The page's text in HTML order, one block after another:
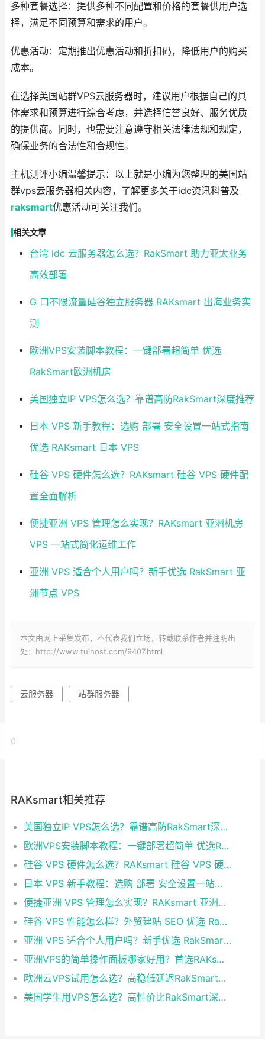
多种套餐选择：提供多种不同配置和价格的套餐供用户选
择，满足不同预算和需求的用户。
优惠活动：定期推出优惠活动和折扣码，降低用户的购买
成本。
在选择美国站群VPS云服务器时，建议用户根据自己的具
体需求和预算进行综合考虑，并选择信誉良好、服务优质
的提供商。同时，也需要注意遵守相关法律法规和规定，
确保业务的合法性和合规性。
主机测评小编温馨提示：以上就是小编为您整理的美国站
群vps云服务器相关内容，了解更多关于idc资讯科普及
raksmart优惠活动可关注我们。
相关文章
台湾 idc 云服务器怎么选？RakSmart 助力亚太业务
高效部署
G 口不限流量硅谷独立服务器 RAKsmart 出海业务实
测
欧洲VPS安装脚本教程：一键部署超简单 优选
RakSmart欧洲机房
美国独立IP VPS怎么选？靠谱高防RakSmart深度推荐
日本 VPS 新手教程：选购 部署 安全设置一站式指南
优选 RAKsmart 日本 VPS
硅谷 VPS 硬件怎么选？RAKsmart 硅谷 VPS 硬件配
置全面解析
便捷亚洲 VPS 管理怎么实现？RAKsmart 亚洲机房
VPS 一站式简化运维工作
亚洲 VPS 适合个人用户吗？新手优选 RakSmart 亚
洲节点 VPS
本文由网上采集发布，不代表我们立场，转载联系作者并注明出
处：http://www.tuihost.com/9407.html
云服务器 站群服务器
0
RAKsmart相关推荐
美国独立IP VPS怎么选？靠谱高防RakSmart深度推荐
欧洲VPS安装脚本教程：一键部署超简单 优选RakSmart欧洲机房
硅谷 VPS 硬件怎么选？RAKsmart 硅谷 VPS 硬件配置全面解析
日本 VPS 新手教程：选购 部署 安全设置一站式指南 优选 RAKsmart 日本 VPS
便捷亚洲 VPS 管理怎么实现？RAKsmart 亚洲机房 VPS 一站式简化运维工作
硅谷 VPS 性能怎么样？外贸建站 SEO 优选 RakSmart 硅谷 VPS
亚洲 VPS 适合个人用户吗？新手优选 RakSmart 亚洲节点 VPS
亚洲VPS的简单操作面板哪家好用？首选RAKsmart极简运维方案
欧洲云VPS试用怎么选？高稳低延迟RakSmart欧洲VPS实测推荐
美国学生用VPS怎么选？高性价比RakSmart深度推荐